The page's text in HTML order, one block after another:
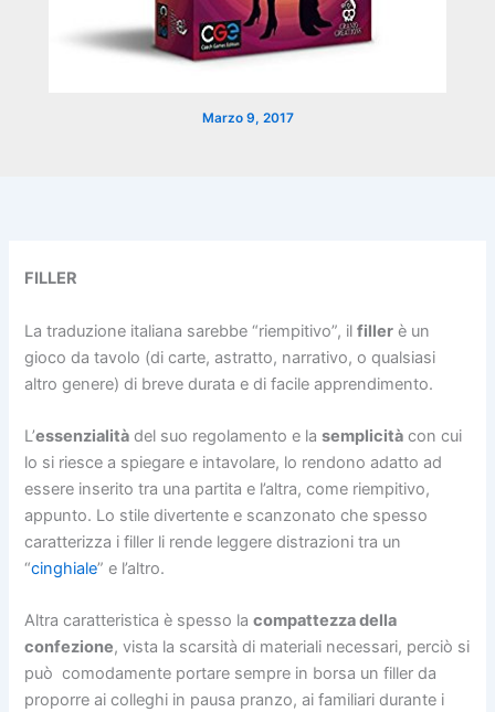
Marzo 9, 2017
FILLER
La traduzione italiana sarebbe “riempitivo”, ilfiller è un
gioco da tavolo (di carte, astratto, narrativo, o qualsiasi
altro genere) di breve durata e di facile apprendimento.
L’essenzialità del suo regolamento e lasemplicità con cui
lo si riesce a spiegare e intavolare, lo rendono adatto ad
essere inserito tra una partita e l’altra, come riempitivo,
appunto. Lo stile divertente e scanzonato che spesso
caratterizza i filler li rende leggere distrazioni tra un
“cinghiale” e l’altro.
Altra caratteristica è spesso lacompattezza della
confezione, vista la scarsità di materiali necessari, perciò si
può comodamente portare sempre in borsa un filler da
proporre ai colleghi in pausa pranzo, ai familiari durante i